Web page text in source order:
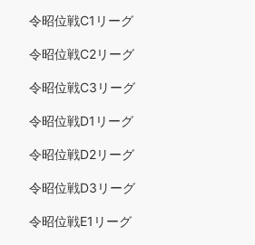
令昭位戦C1リーグ
令昭位戦C2リーグ
令昭位戦C3リーグ
令昭位戦D1リーグ
令昭位戦D2リーグ
令昭位戦D3リーグ
令昭位戦E1リーグ